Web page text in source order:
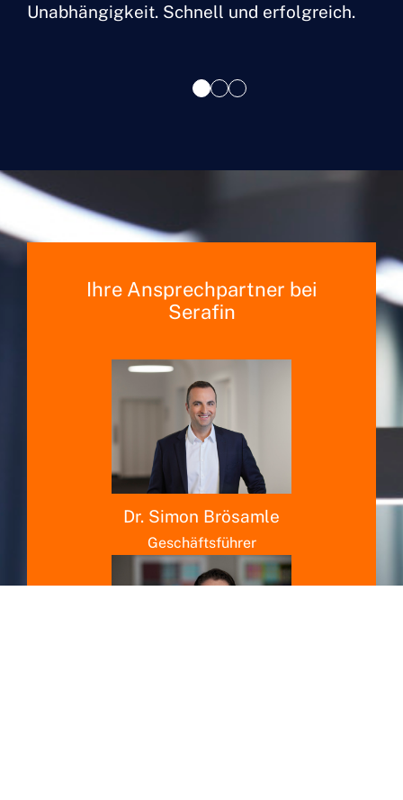
Unabhängigkeit. Schnell und erfolgreich.
Ihre Ansprechpartner bei
Serafin
Dr. Simon Brösamle
Geschäftsführer